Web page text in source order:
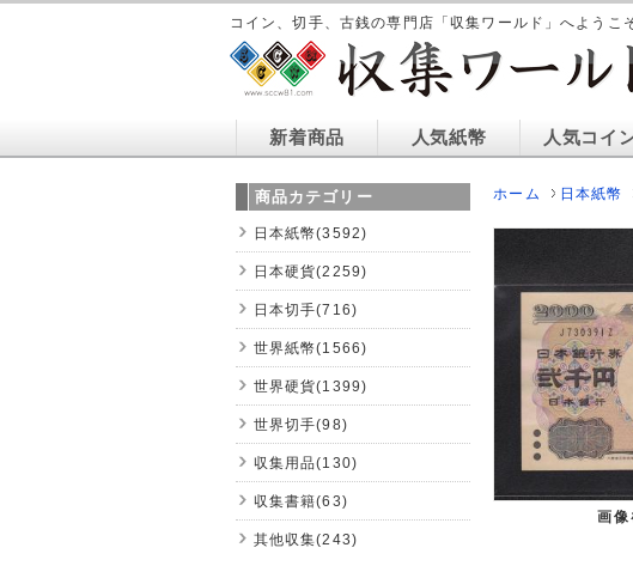
コイン、切手、古銭の専門店「収集ワールド」へようこ
新着商品 人気紙幣 人気コイ
ホーム 日本紙幣
画像
商品カテゴリー
日本紙幣(3592)
日本硬貨(2259)
日本切手(716)
世界紙幣(1566)
世界硬貨(1399)
世界切手(98)
収集用品(130)
収集書籍(63)
其他収集(243)